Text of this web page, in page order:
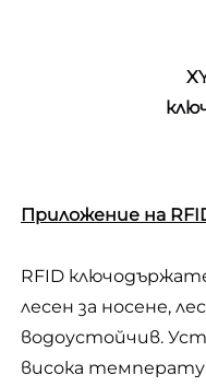
Приложение на
RFID
лесен за носене,
водоустойчив.
висока